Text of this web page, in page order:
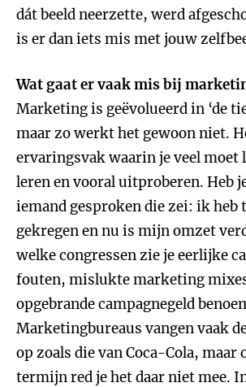
dát beeld neerzette, werd
is er dan iets mis met jouw
Wat gaat er vaak mis bij
Marketing is geëvolueerd in ‘de
maar zo werkt het gewoon niet.
ervaringsvak waarin je veel moet
leren en vooral uitproberen. Heb
iemand gesproken die zei: ik heb
gekregen en nu is mijn omzet
welke congressen zie je eerlijke
fouten, mislukte marketing
opgebrande campagnegeld
Marketingbureaus vangen vaak
op zoals die van Coca-Cola, maar
termijn red je het daar niet mee.